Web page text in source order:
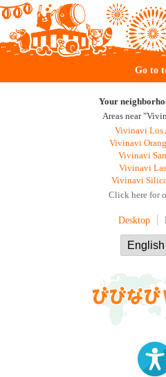
Go to
Your
Areas near
Vivinavi Los
Vivinavi
Vivinavi
Vivinavi
Vivinavi
Click here for
Desktop